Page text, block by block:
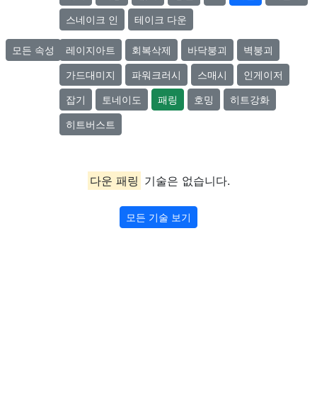
스네이크 인 테이크 다운
모든 속성 레이지아트 회복삭제 바닥붕괴 벽붕괴
가드대미지 파워크러시 스매시 인게이저
잡기 토네이도 패링 호밍 히트강화
히트버스트
다운 패링 기술은 없습니다.
모든 기술 보기